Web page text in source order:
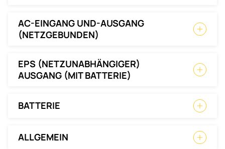
AC-EINGANG UND-AUSGANG
(NETZGEBUNDEN)
EPS (NETZUNABHÄNGIGER)
AUSGANG (MIT BATTERIE)
BATTERIE
ALLGEMEIN